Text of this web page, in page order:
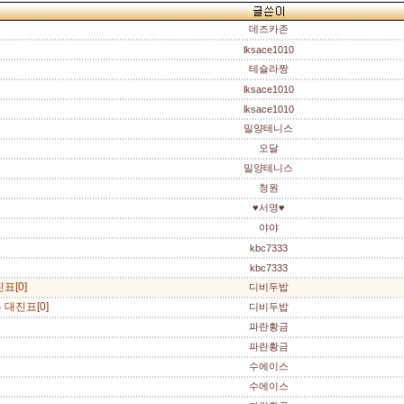
데즈카존
lksace1010
테슬라짱
lksace1010
lksace1010
밀양테니스
오달
밀양테니스
청원
♥서영♥
야야
kbc7333
kbc7333
표[0] 디비두밥
대진표[0]
디비두밥
파란황금
파란황금
수에이스
수에이스